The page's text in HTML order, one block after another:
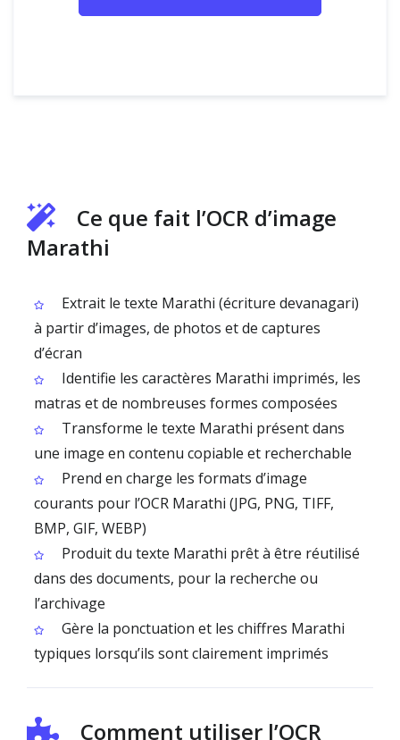
Ce que fait l’OCR d’image
Marathi
Extrait le texte Marathi (écriture devanagari)
à partir d’images, de photos et de captures
d’écran
Identifie les caractères Marathi imprimés, les
matras et de nombreuses formes composées
Transforme le texte Marathi présent dans
une image en contenu copiable et recherchable
Prend en charge les formats d’image
courants pour l’OCR Marathi (JPG, PNG, TIFF,
BMP, GIF, WEBP)
Produit du texte Marathi prêt à être réutilisé
dans des documents, pour la recherche ou
l’archivage
Gère la ponctuation et les chiffres Marathi
typiques lorsqu’ils sont clairement imprimés
Comment utiliser l’OCR